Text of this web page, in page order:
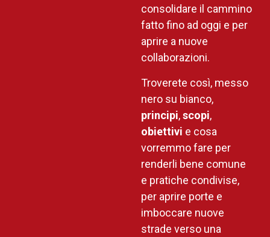
consolidare il cammino
fatto fino ad oggi e per
aprire a nuove
collaborazioni.
Troverete così, messo
nero su bianco,
principi,scopi,
obiettivi e cosa
vorremmo fare per
renderli bene comune
e pratiche condivise,
per aprire porte e
imboccare nuove
strade verso una